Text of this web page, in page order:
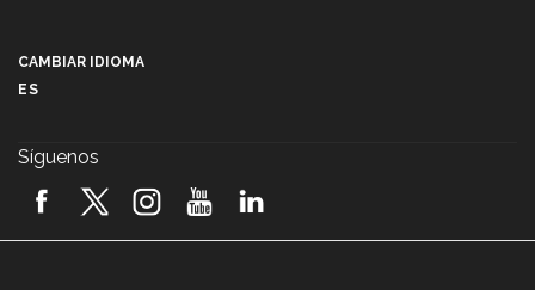
2026! (video)
CAMBIAR IDIOMA
ES
Síguenos